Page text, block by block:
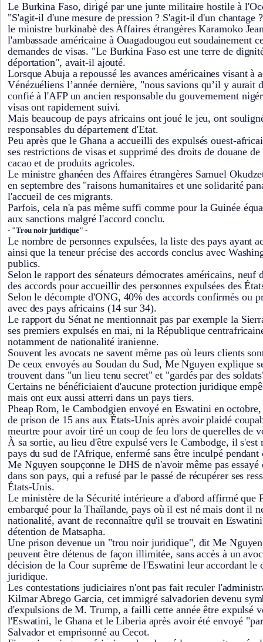
Le Burkina Faso, dirigé par une junte militaire hostile à
"S'agit-il d'une mesure de pression ? S'agit-il d'un chantage
le ministre burkinabè des Affaires étrangères Karamoko
l'ambassade américaine à Ouagadougou eut soudainement
demandes de visas. "Le Burkina Faso est une terre de
déportation", avait-il ajouté.
Lorsque Abuja a repoussé les avances américaines visant à
Vénézuéliens l’année dernière, "nous savions qu’il y aurait
confié à l'AFP un ancien responsable du gouvernement
visas ont rapidement suivi.
Mais beaucoup de pays africains ont joué le jeu, ont
responsables du département d'Etat.
Peu après que le Ghana a accueilli des expulsés ouest-
ses restrictions de visas et supprimé des droits de douane
cacao et de produits agricoles.
Le ministre ghanéen des Affaires étrangères Samuel
en septembre des "raisons humanitaires et une solidarité
l'accueil de ces migrants.
Parfois, cela n'a pas même suffi comme pour la Guinée
aux sanctions malgré l'accord conclu.
- "Trou noir juridique" -
Le nombre de personnes expulsées, la liste des pays ayant
ainsi que la teneur précise des accords conclus avec
publics.
Selon le rapport des sénateurs démocrates américains, neuf
des accords pour accueillir des personnes expulsées des
Selon le décompte d'ONG, 40% des accords confirmés ou
avec des pays africains (14 sur 34).
Le rapport du Sénat ne mentionnait pas par exemple la
ses premiers expulsés en mai, ni la République
notamment de nationalité iranienne.
Souvent les avocats ne savent même pas où leurs clients
De ceux envoyés au Soudan du Sud, Me Nguyen explique
trouvent dans "un lieu tenu secret" et "gardés par des
Certains ne bénéficiaient d'aucune protection juridique
mais ont eux aussi atterri dans un pays tiers.
Pheap Rom, le Cambodgien envoyé en Eswatini en
de prison de 15 ans aux États-Unis après avoir plaidé
meurtre pour avoir tiré un coup de feu lors de querelles de
À sa sortie, au lieu d'être expulsé vers le Cambodge, il s'est
pays du sud de l'Afrique, enfermé sans être inculpé pendant
Me Nguyen soupçonne le DHS de n'avoir même pas
dans son pays, qui a refusé par le passé de récupérer ses
États-Unis.
Le ministère de la Sécurité intérieure a d'abord affirmé que
embarqué pour la Thaïlande, pays où il est né mais dont il
nationalité, avant de reconnaître qu'il se trouvait en
détention de Matsapha.
Une prison devenue un "trou noir juridique", dit Me
peuvent être détenus de façon illimitée, sans accès à un
décision de la Cour suprême de l'Eswatini leur accordant le
juridique.
Les contestations judiciaires n'ont pas fait reculer
Kilmar Abrego Garcia, cet immigré salvadorien devenu
d'expulsions de M. Trump, a failli cette année être expulsé
l'Eswatini, le Ghana et le Liberia après avoir été envoyé
Salvador et emprisonné au Cecot.